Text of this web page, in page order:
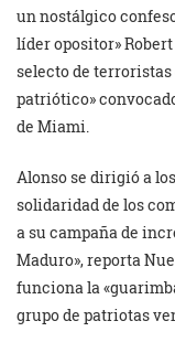
un nostálgico
líder opositor»
selecto de
patriótico»
de Miami.
Alonso se dirigió a
solidaridad de los
a su campaña de
Maduro», reporta
funciona la
grupo de patriotas